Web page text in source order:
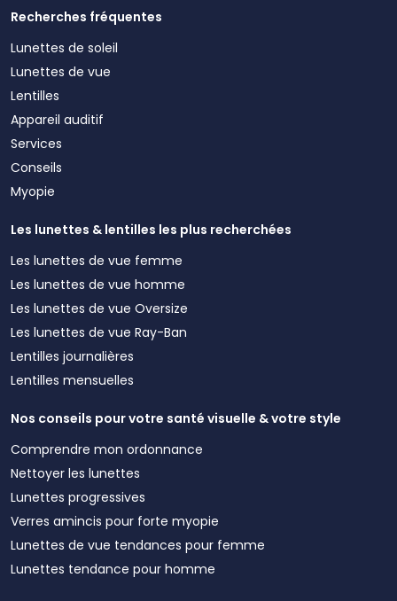
Recherches fréquentes
Lunettes de soleil
Lunettes de vue
Lentilles
Appareil auditif
Services
Conseils
Myopie
Les lunettes & lentilles les plus recherchées
Les lunettes de vue femme
Les lunettes de vue homme
Les lunettes de vue Oversize
Les lunettes de vue Ray-Ban
Lentilles journalières
Lentilles mensuelles
Nos conseils pour votre santé visuelle & votre style
Comprendre mon ordonnance
Nettoyer les lunettes
Lunettes progressives
Verres amincis pour forte myopie
Lunettes de vue tendances pour femme
Lunettes tendance pour homme